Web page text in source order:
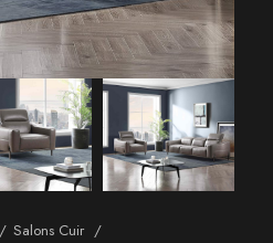
Salons Cuir